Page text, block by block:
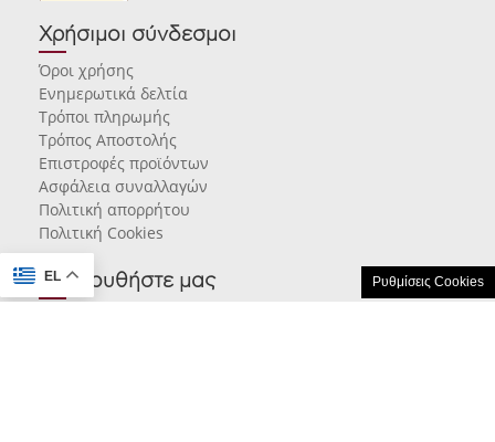
EL Ρυθμίσεις Cookies
Χρήσιμοι σύνδεσμοι
Όροι χρήσης
Ενημερωτικά δελτία
Τρόποι πληρωμής
Τρόπος Αποστολής
Επιστροφές προϊόντων
Ασφάλεια συναλλαγών
Πολιτική απορρήτου
Πολιτική Cookies
Ακολουθήστε μας